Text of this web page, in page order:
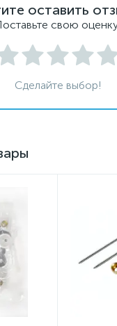
оставить
свою
Сделайте выбор!